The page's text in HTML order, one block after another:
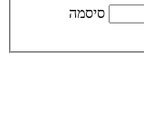
סיסמה